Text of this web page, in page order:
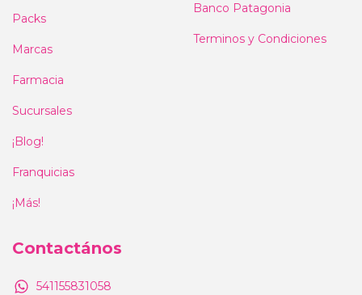
Packs
Marcas
Farmacia
Sucursales
¡Blog!
Franquicias
¡Más!
Banco Patagonia
Terminos y Condiciones
Contactános
541155831058